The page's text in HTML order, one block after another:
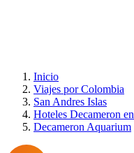
Inicio
Viajes por Colombia
San Andres Islas
Hoteles Decameron
Decameron Aquarium